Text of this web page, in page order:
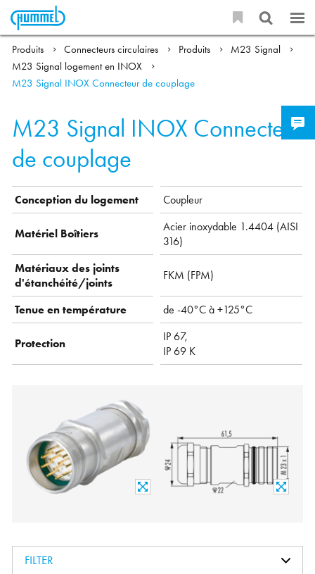
Produits Connecteurs circulaires Produits
M23 Signal
M23 Signal logement en INOX
M23 Signal INOX Connecteur de couplage
M23 Signal INOX Connecteur
de couplage
Conception du logement Coupleur
Matériel Boîtiers
Acier inoxydable 1.4404 (AISI
316)
Matériaux des joints
d'étanchéité/joints
FKM (FPM)
Tenue en température de -40°C à +125°C
Protection
IP 67,
IP 69 K
FILTER